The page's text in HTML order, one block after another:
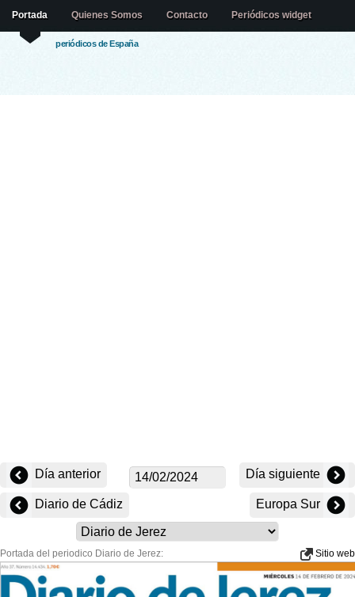
periódicos de España
Portada Quienes Somos Contacto Periódicos widget
Día anterior Día siguiente
Diario de Cádiz Europa Sur
Portada del periodico Diario de Jerez: Sitio web